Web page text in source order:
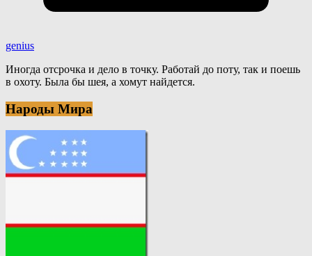
genius
Иногда отсрочка и дело в точку. Работай до поту, так и поешь
в охоту. Была бы шея, а хомут найдется.
Народы Мира